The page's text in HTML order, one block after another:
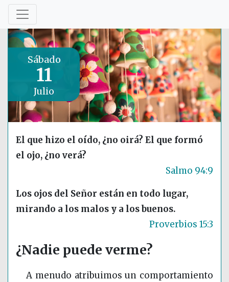
Sábado
11
Julio
El que hizo el oído, ¿no oirá? El que formó
el ojo, ¿no verá?
Salmo 94:9
Los ojos del Señor están en todo lugar,
mirando a los malos y a los buenos.
Proverbios 15:3
¿Nadie puede verme?
A menudo atribuimos un comportamiento